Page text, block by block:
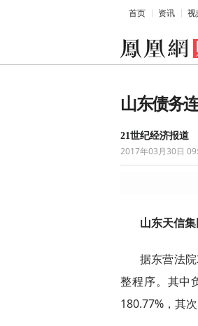
首页 资讯 视
山东债务
21世纪经济报道
2017年03月30日
山东天信
据东营法
整程序。其中
180.77%，其